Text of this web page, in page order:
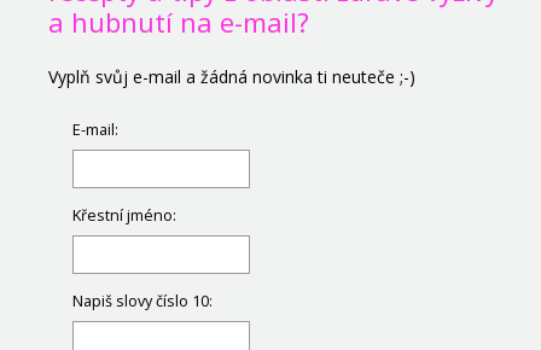
a hubnutí na e-mail?
Vyplň svůj e-mail a žádná novinka ti neuteče ;-)
E-mail:
Křestní jméno:
Napiš slovy číslo 10: